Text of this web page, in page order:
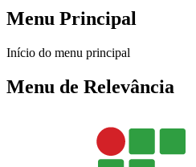
Menu Principal
Início do menu principal
Menu de Relevância